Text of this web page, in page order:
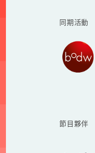
同期活動
節目夥伴